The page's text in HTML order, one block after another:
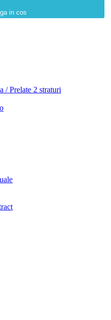
in cos
/ Prelate 2 straturi